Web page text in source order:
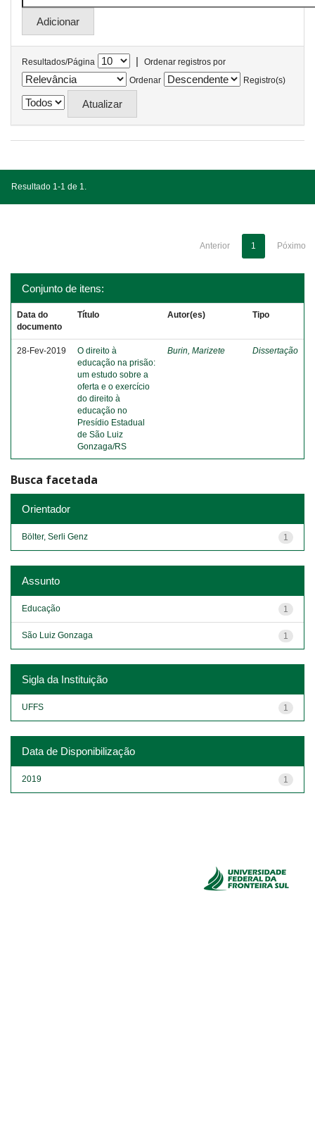
Resultados/Página |
Ordenar registros por
Ordenar
Registro(s)
Resultado 1-1 de 1.
Anterior 1 Póximo
Conjunto de itens:
Data do
documento
Título Autor(es) Tipo
28-Fev-2019
O direito à
educação na prisão:
um estudo sobre a
oferta e o exercício
do direito à
educação no
Presídio Estadual
de São Luiz
Gonzaga/RS
Burin, Marizete Dissertação
Busca facetada
Orientador
1
Bölter, Serli Genz
Assunto
1
Educação
1
São Luiz Gonzaga
Sigla da Instituição
1
UFFS
Data de Disponibilização
1
2019